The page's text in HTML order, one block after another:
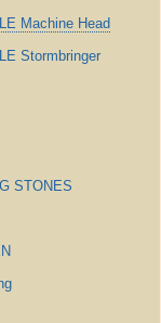
Machine Head
Stormbringer
STONES